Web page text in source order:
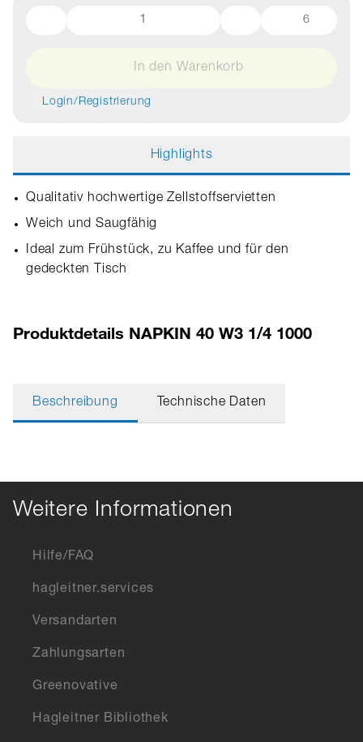
6
In den Warenkorb
Login/Registrierung
Highlights
Qualitativ hochwertige Zellstoffservietten
Weich und Saugfähig
Ideal zum Frühstück, zu Kaffee und für den
gedeckten Tisch
Produktdetails NAPKIN 40 W3 1/4 1000
Beschreibung Technische Daten
Weitere Informationen
Hilfe/FAQ
hagleitner.services
Versandarten
Zahlungsarten
Greenovative
Hagleitner Bibliothek